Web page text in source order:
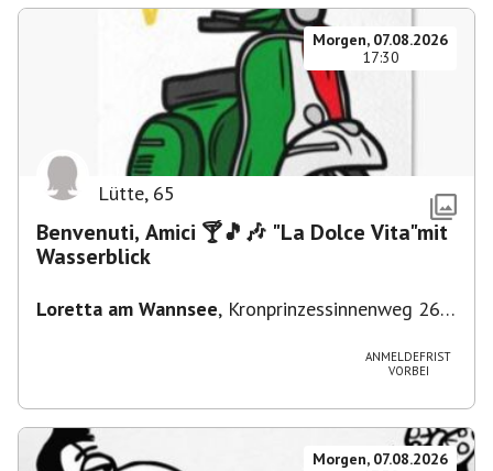
Morgen, 07.08.2026
17:30
Lütte, 65
Benvenuti, Amici 🍸🎵🎶 "La Dolce Vita"mit
Wasserblick
Loretta am Wannsee, Kronprinzessinnenweg 260,
ANMELDEFRIST
VORBEI
Morgen, 07.08.2026